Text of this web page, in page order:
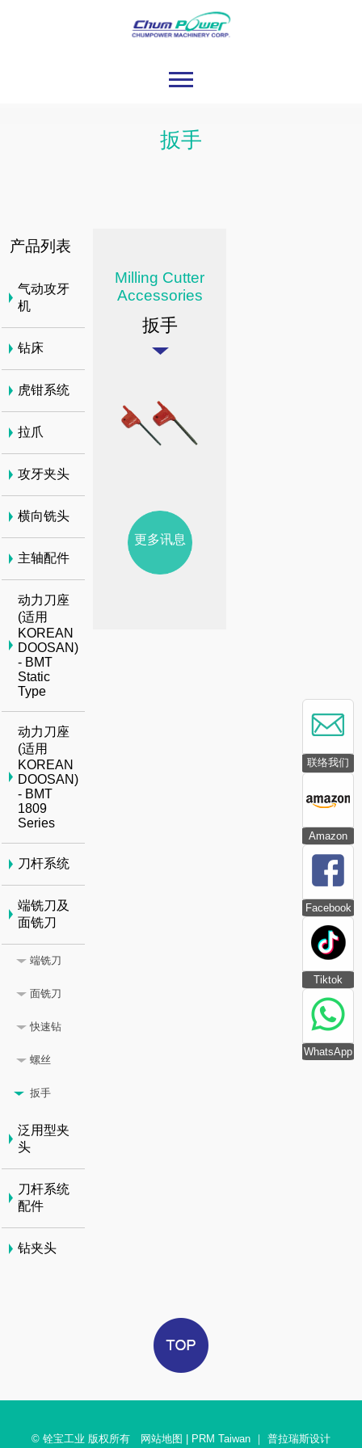
联络我们
Amazon
Facebook
Tiktok
WhatsApp
扳手
Milling Cutter
Accessories
扳手
更多讯息
产品列表
气动攻牙
机
钻床
虎钳系统
拉爪
攻牙夹头
横向铣头
主轴配件
动力刀座
(适用
KOREAN
DOOSAN)
- BMT
Static
Type
动力刀座
(适用
KOREAN
DOOSAN)
- BMT
1809
Series
刀杆系统
端铣刀及
面铣刀
端铣刀
面铣刀
快速钻
螺丝
扳手
泛用型夹
头
刀杆系统
配件
钻夹头
© 铨宝工业 版权所有 网站地图 PRM Taiwan ｜ 普拉瑞斯设计